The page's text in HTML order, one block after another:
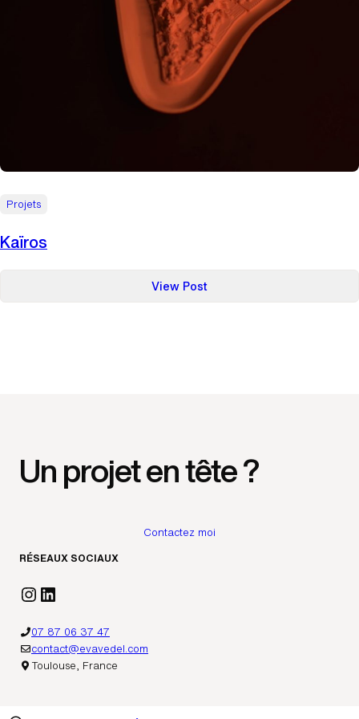
Projets
Kaïros
View Post:
Kaïros
Un projet en tête ?
Contactez moi
RÉSEAUX SOCIAUX
Instagram
LinkedIn
07 87 06 37 47
contact@evavedel.com
Toulouse, France